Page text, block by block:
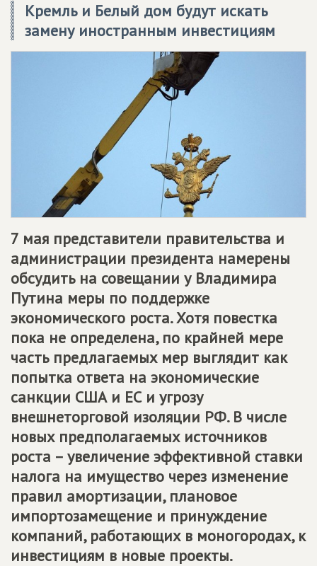
Кремль и Белый дом будут искать
замену иностранным инвестициям
7 мая представители правительства и
администрации президента намерены
обсудить на совещании у Владимира
Путина меры по поддержке
экономического роста. Хотя повестка
пока не определена, по крайней мере
часть предлагаемых мер выглядит как
попытка ответа на экономические
санкции США и ЕС и угрозу
внешнеторговой изоляции РФ. В числе
новых предполагаемых источников
роста – увеличение эффективной ставки
налога на имущество через изменение
правил амортизации, плановое
импортозамещение и принуждение
компаний, работающих в моногородах, к
инвестициям в новые проекты.